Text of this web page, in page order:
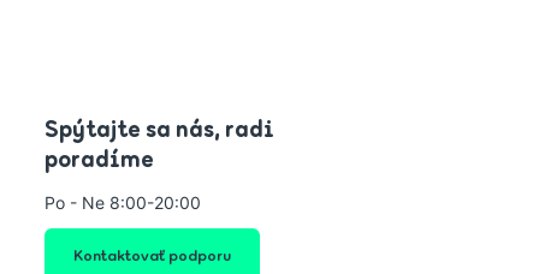
Spýtajte sa nás, radi
poradíme
Po - Ne 8:00-20:00
Kontaktovať podporu